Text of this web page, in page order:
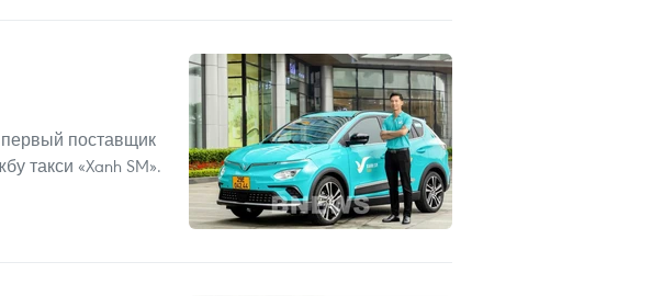
первый поставщик
такси «Xanh SM».